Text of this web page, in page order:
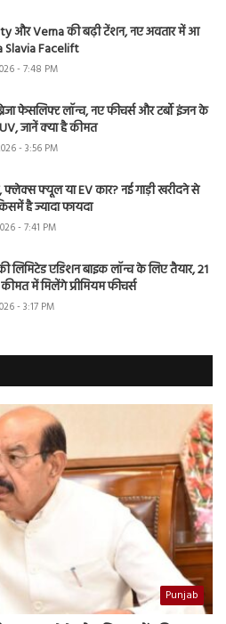
और Verna की बढ़ी टेंशन, नए अवतार में आ
Slavia Facelift
- 7:48 PM
फेसलिफ्ट लॉन्च, नए फीचर्स और टर्बो इंजन के
जानें क्या है कीमत
- 3:56 PM
फ्लेक्स फ्यूल या EV कार? नई गाड़ी खरीदने से
है ज्यादा फायदा
- 7:41 PM
लिमिटेड एडिशन बाइक लॉन्च के लिए तैयार, 21
में मिलेंगे प्रीमियम फीचर्स
- 3:17 PM
Punjab